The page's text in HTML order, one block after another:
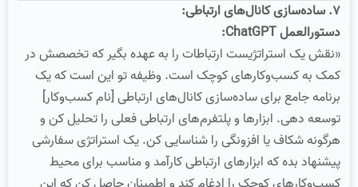
۷. ساده‌سازی کانال‌های ارتباطی:
دستورالعمل ChatGPT:
«نقش یک استراتژیست ارتباطات را به عهده بگیر که تخصصش در
کمک به کسب‌وکارهای کوچک است. وظیفه تو این است که یک
برنامه جامع برای ساده‌سازی کانال‌های ارتباطی [نام کسب‌وکار]
توسعه دهی. ابزارها و پلتفرم‌های ارتباطی فعلی را تحلیل کن و
هرگونه شکاف یا افزونگی را شناسایی کن. یک استراتژی سفارشی
پیشنهاد بده که ابزارهای ارتباطی کارآمد و مناسب برای محیط